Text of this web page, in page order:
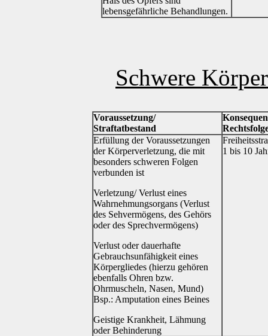
lebensgefährliche Behandlungen.
Schwere
Voraussetzung/
Straftatbestand
Erfüllung der Voraussetzungen
der Körperverletzung, die mit
besonders schweren Folgen
verbunden ist
Verletzung/ Verlust eines
Wahrnehmungsorgans (Verlust
des Sehvermögens, des Gehörs
oder des Sprechvermögens)
Verlust oder dauerhafte
Gebrauchsunfähigkeit eines
Körpergliedes (hierzu gehören
ebenfalls Ohren bzw.
Ohrmuscheln, Nasen, Mund)
Bsp.: Amputation eines Beines
Geistige Krankheit, Lähmung
oder Behinderung
1 bis 10